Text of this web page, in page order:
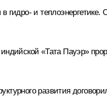
гидро- и
«Тата Пауэр»
развития